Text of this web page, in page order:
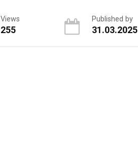
Views
255
Published by
31.03.2025